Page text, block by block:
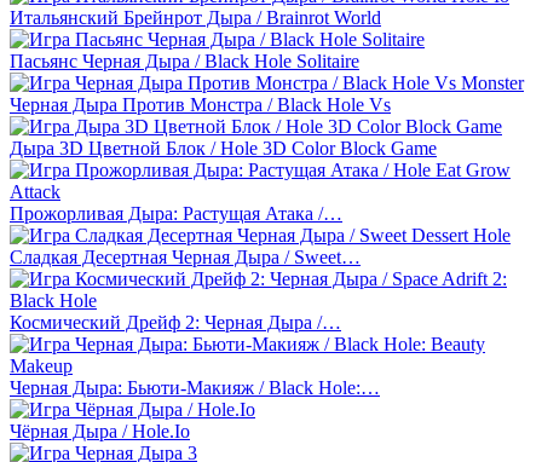
Итальянский Брейнрот Дыра / Brainrot World
Пасьянс Черная Дыра / Black Hole Solitaire
Черная Дыра Против Монстра / Black Hole Vs
Дыра 3D Цветной Блок / Hole 3D Color Block Game
Прожорливая Дыра: Растущая Атака /…
Сладкая Десертная Черная Дыра / Sweet…
Космический Дрейф 2: Черная Дыра /…
Черная Дыра: Бьюти-Макияж / Black Hole:…
Чёрная Дыра / Hole.Io